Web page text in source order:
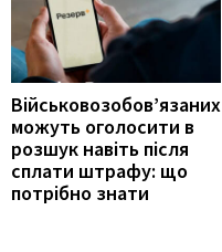
Військовозобов’язаних
можуть оголосити в
розшук навіть після
сплати штрафу: що
потрібно знати